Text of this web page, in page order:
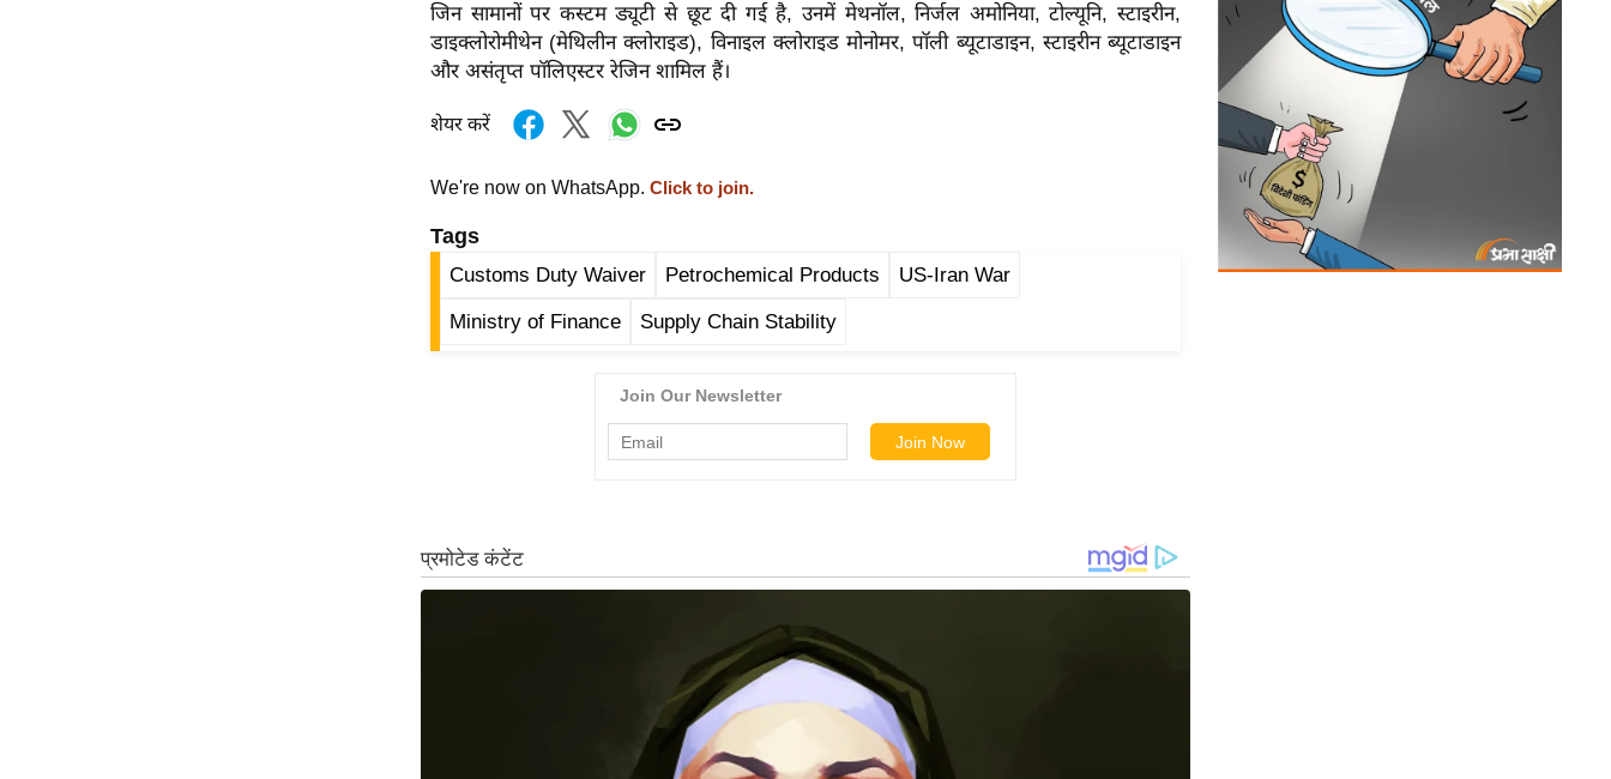
जिन सामानों पर कस्टम ड्यूटी से छूट दी गई है, उनमें मेथनॉल, निर्जल अमोनिया, टोल्यूनि, स्टाइरीन,
डाइक्लोरोमीथेन (मेथिलीन क्लोराइड), विनाइल क्लोराइड मोनोमर, पॉली ब्यूटाडाइन, स्टाइरीन ब्यूटाडाइन
और असंतृप्त पॉलिएस्टर रेजिन शामिल हैं।
शेयर करें
We're now on WhatsApp. Click to join.
Tags
Customs Duty Waiver Petrochemical Products US-Iran War
Ministry of Finance Supply Chain Stability